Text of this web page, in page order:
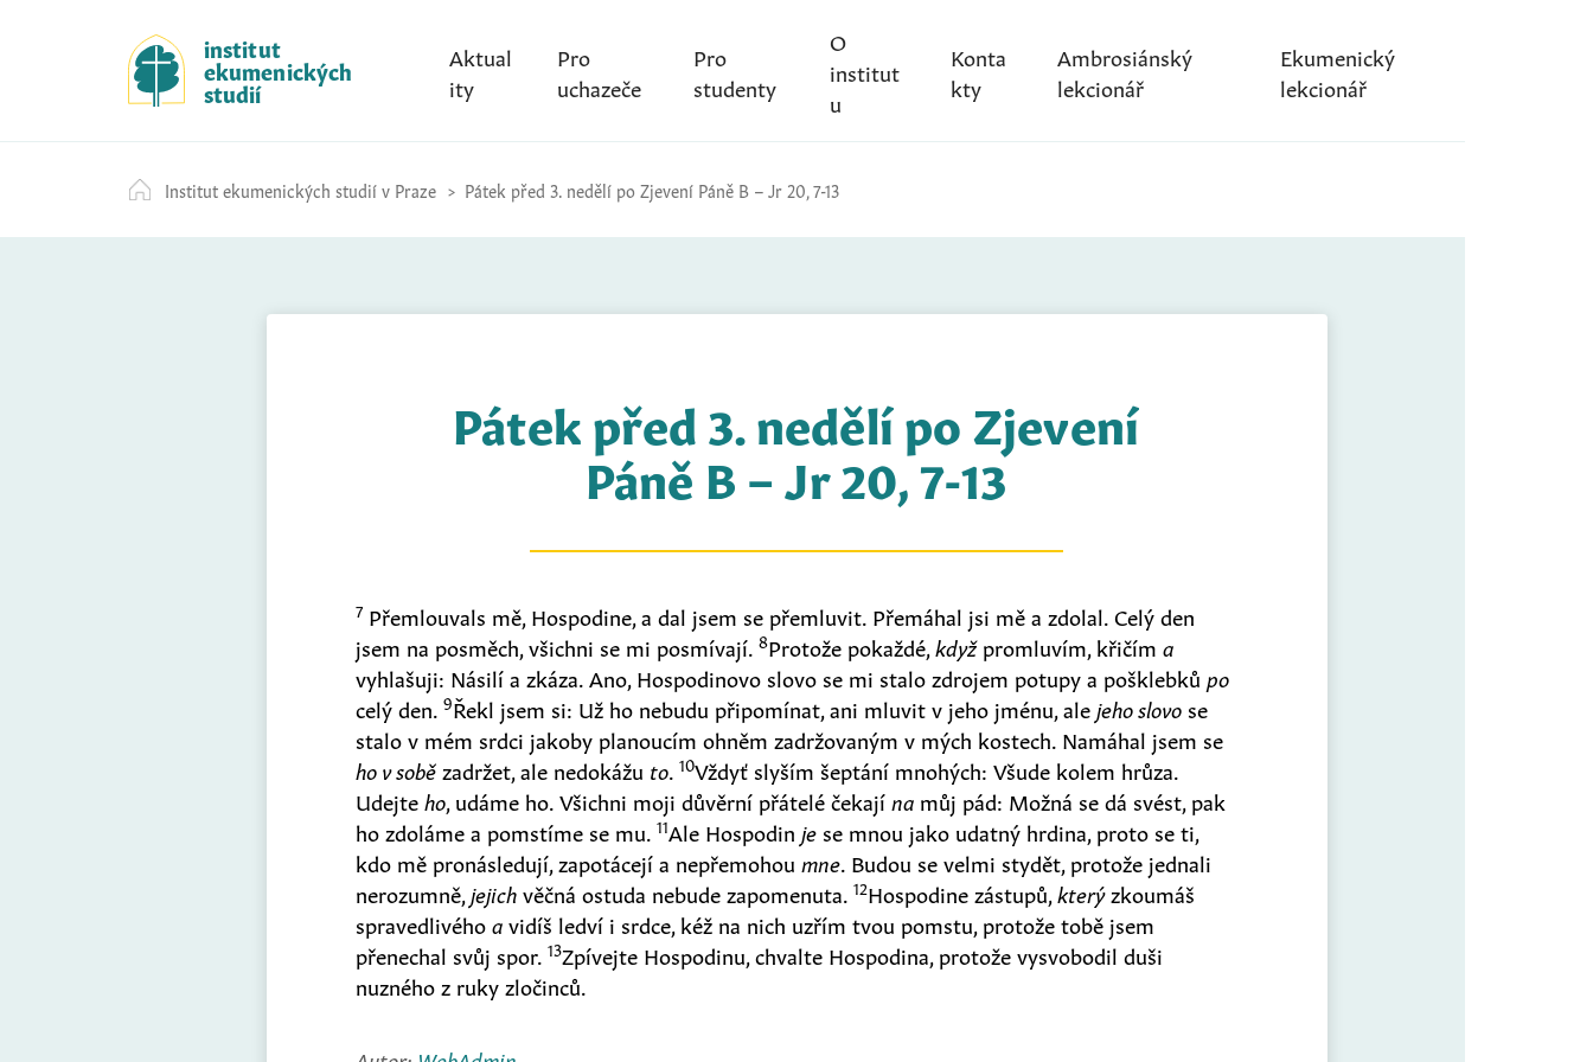
k
i
p
t
c
o
institut
ekumenických
studií
Aktual
ity
Pro
uchazeče
Pro
studenty
O
institut
u
Konta
kty
Ambrosiánský
lekcionář
Ekumenický
lekcionář
Institut ekumenických studií v Praze Pátek před 3. nedělí po Zjevení Páně B – Jr 20, 7-13
Pátek před 3. nedělí po Zjevení
Páně B – Jr 20, 7-13
7 Přemlouvals mě, Hospodine, a dal jsem se přemluvit. Přemáhal jsi mě a zdolal. Celý den
jsem na posměch, všichni se mi posmívají.8Protože pokaždé, kdyžpromluvím, křičíma
vyhlašuji: Násilí a zkáza. Ano, Hospodinovo slovo se mi stalo zdrojem potupy a pošklebků po
celý den.9Řekl jsem si: Už ho nebudu připomínat, ani mluvit v jeho jménu, ale jeho slovo se
stalo v mém srdci jakoby planoucím ohněm zadržovaným v mých kostech. Namáhal jsem se
ho v sobě zadržet, ale nedokážu to.10Vždyť slyším šeptání mnohých: Všude kolem hrůza.
Udejte ho, udáme ho. Všichni moji důvěrní přátelé čekají na můj pád: Možná se dá svést, pak
ho zdoláme a pomstíme se mu.11Ale Hospodin je se mnou jako udatný hrdina, proto se ti,
kdo mě pronásledují, zapotácejí a nepřemohou mne. Budou se velmi stydět, protože jednali
nerozumně, jejichvěčná ostuda nebude zapomenuta.12Hospodine zástupů, kterýzkoumáš
spravedlivéhoavidíš ledví i srdce, kéž na nich uzřím tvou pomstu, protože tobě jsem
přenechal svůj spor.13Zpívejte Hospodinu, chvalte Hospodina, protože vysvobodil duši
nuzného z ruky zločinců.